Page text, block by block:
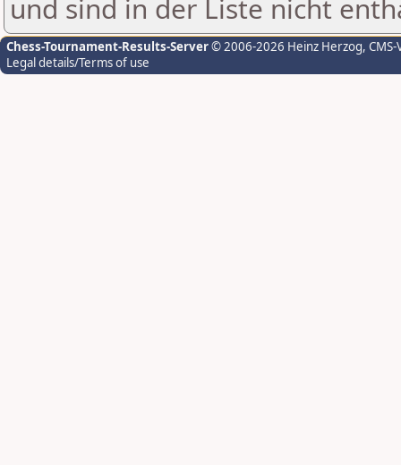
und sind in der Liste nicht
Chess-Tournament-Results-Server© 2006-2026 Heinz Herzog,
Legal details/Terms of use